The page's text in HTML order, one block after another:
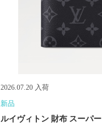
2026.07.20 入荷
新品
ルイヴィトン 財布 スーパ